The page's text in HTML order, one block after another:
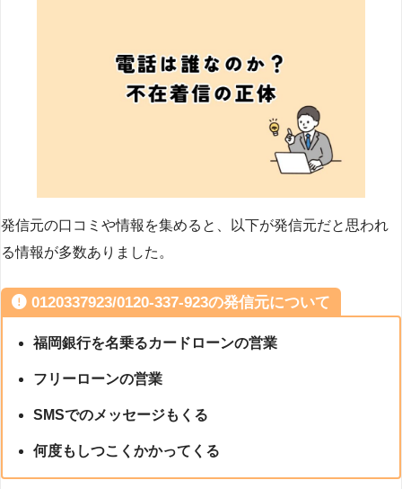
発信元の口コミや情報を集めると、以下が発信元だと思われ
る情報が多数ありました。
0120337923/0120-337-923の発信元について
福岡銀行を名乗るカードローンの営業
フリーローンの営業
SMSでのメッセージもくる
何度もしつこくかかってくる